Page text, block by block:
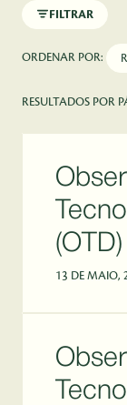
FILTRAR
ORDENAR POR:
RESULTADOS POR
(OTD)
13 DE MAIO,